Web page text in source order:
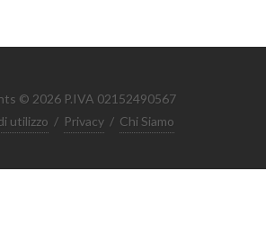
© 2026 P.IVA 02152490567
utilizzo / Privacy / Chi Siamo